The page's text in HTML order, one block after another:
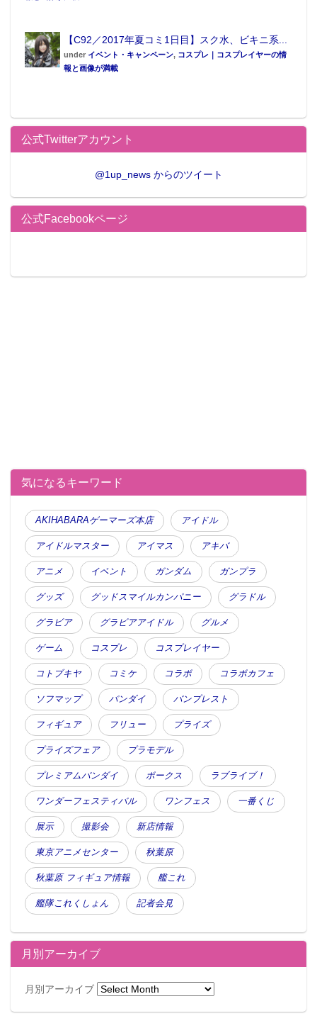
【C92／2017年夏コミ1日目】スク水、ビキニ系...
under イベント・キャンペーン, コスプレ｜コスプレイヤーの情
報と画像が満載
公式Twitterアカウント
@1up_news からのツイート
公式Facebookページ
気になるキーワード
AKIHABARAゲーマーズ本店 アイドル
アイドルマスター アイマス アキバ
アニメ イベント ガンダム ガンプラ
グッズ グッドスマイルカンパニー グラドル
グラビア グラビアアイドル グルメ
ゲーム コスプレ コスプレイヤー
コトブキヤ コミケ コラボ コラボカフェ
ソフマップ バンダイ バンプレスト
フィギュア フリュー プライズ
プライズフェア プラモデル
プレミアムバンダイ ボークス ラブライブ！
ワンダーフェスティバル ワンフェス 一番くじ
展示 撮影会 新店情報
東京アニメセンター 秋葉原
秋葉原 フィギュア情報 艦これ
艦隊これくしょん 記者会見
月別アーカイブ
月別アーカイブ